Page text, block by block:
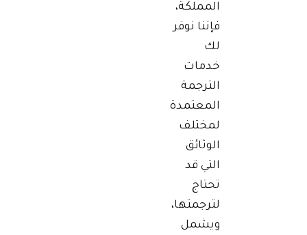
المملكة،
فإننا نوفر
لك
خدمات
الترجمة
المعتمدة
لمختلف
الوثائق
التي قد
تحتاج
لترجمتها،
ويشمل